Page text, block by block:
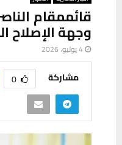
قائممقام
وجهة الإصلاح
4 يوليو، 2026
مشاركة 0